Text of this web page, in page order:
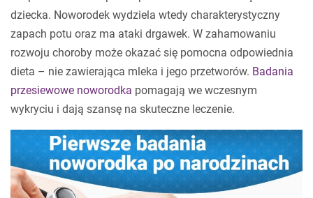
dziecka. Noworodek wydziela wtedy charakterystyczny
zapach potu oraz ma ataki drgawek. W zahamowaniu
rozwoju choroby może okazać się pomocna odpowiednia
dieta – nie zawierająca mleka i jego przetworów. Badania
przesiewowe noworodka pomagają we wczesnym
wykryciu i dają szansę na skuteczne leczenie.